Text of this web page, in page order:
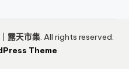
露天市集. All rights reserved.
Theme